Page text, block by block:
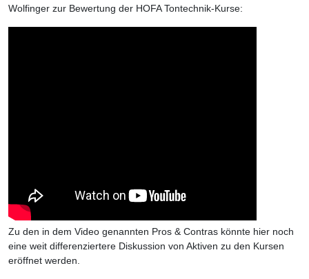
Wolfinger zur Bewertung der HOFA Tontechnik-Kurse:
Zu den in dem Video genannten Pros & Contras könnte hier noch
eine weit differenziertere Diskussion von Aktiven zu den Kursen
eröffnet werden.